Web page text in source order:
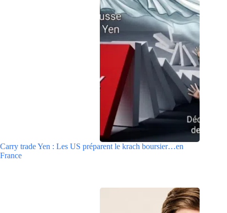
Carry trade Yen : Les US préparent le krach boursier…en
France